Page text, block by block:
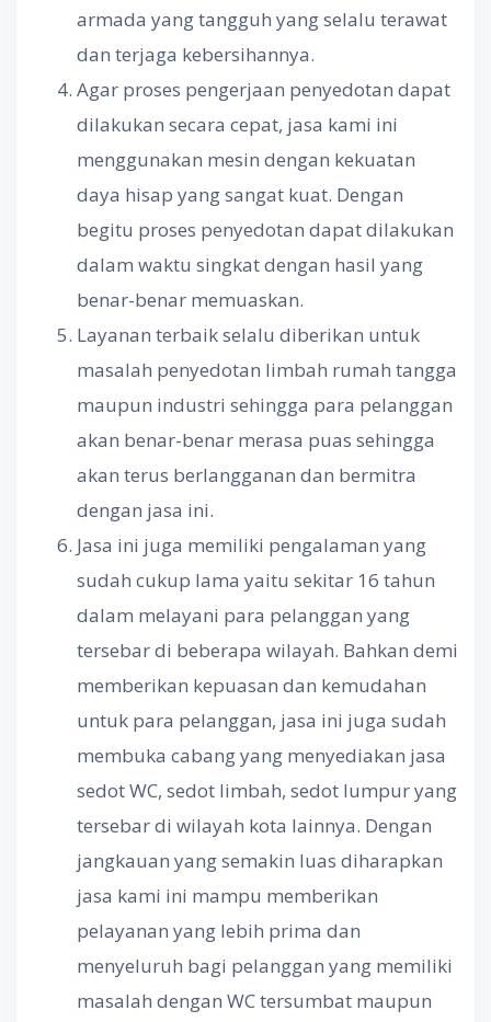
armada yang tangguh yang selalu terawat
dan terjaga kebersihannya.
Agar proses pengerjaan penyedotan dapat
dilakukan secara cepat, jasa kami ini
menggunakan mesin dengan kekuatan
daya hisap yang sangat kuat. Dengan
begitu proses penyedotan dapat dilakukan
dalam waktu singkat dengan hasil yang
benar-benar memuaskan.
Layanan terbaik selalu diberikan untuk
masalah penyedotan limbah rumah tangga
maupun industri sehingga para pelanggan
akan benar-benar merasa puas sehingga
akan terus berlangganan dan bermitra
dengan jasa ini.
Jasa ini juga memiliki pengalaman yang
sudah cukup lama yaitu sekitar 16 tahun
dalam melayani para pelanggan yang
tersebar di beberapa wilayah. Bahkan demi
memberikan kepuasan dan kemudahan
untuk para pelanggan, jasa ini juga sudah
membuka cabang yang menyediakan jasa
sedot WC, sedot limbah, sedot lumpur yang
tersebar di wilayah kota lainnya. Dengan
jangkauan yang semakin luas diharapkan
jasa kami ini mampu memberikan
pelayanan yang lebih prima dan
menyeluruh bagi pelanggan yang memiliki
masalah dengan WC tersumbat maupun